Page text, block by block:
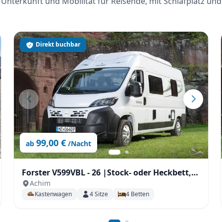
ab 99,00 € /Nacht
Direkt buchbar
Forster V599VBL - 26 |Stock- oder Heckbett,
Automatik, AHK, Solar uvm.
Achim
Kastenwagen 4Sitze 4 Betten